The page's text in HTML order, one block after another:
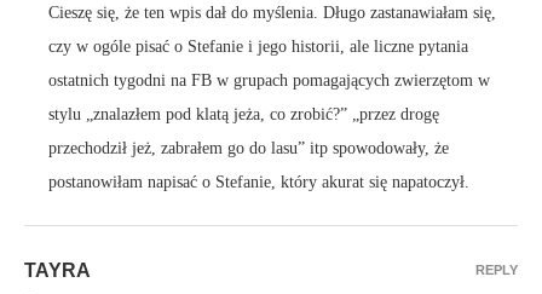
Cieszę się, że ten wpis dał do myślenia. Długo zastanawiałam się,
czy w ogóle pisać o Stefanie i jego historii, ale liczne pytania
ostatnich tygodni na FB w grupach pomagających zwierzętom w
stylu „znalazłem pod klatą jeża, co zrobić?” „przez drogę
przechodził jeż, zabrałem go do lasu” itp spowodowały, że
postanowiłam napisać o Stefanie, który akurat się napatoczył.
TAYRA REPLY